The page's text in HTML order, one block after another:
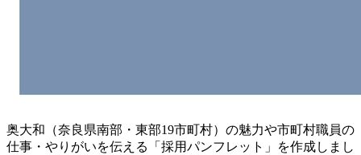
奥大和（奈良県南部・東部19市町村）の魅力や市町村職員の
仕事・やりがいを伝える「採用パンフレット」を作成しまし